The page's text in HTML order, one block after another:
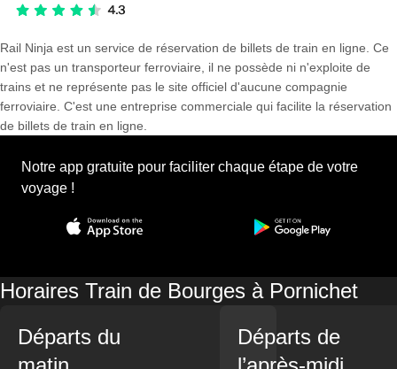
Rail Ninja est un service de réservation de billets de train en ligne. Ce
n'est pas un transporteur ferroviaire, il ne possède ni n'exploite de
trains et ne représente pas le site officiel d'aucune compagnie
ferroviaire. C'est une entreprise commerciale qui facilite la réservation
de billets de train en ligne.
Notre app gratuite pour faciliter chaque étape de votre
voyage !
Horaires Train de Bourges à Pornichet
Départs du
Départs de